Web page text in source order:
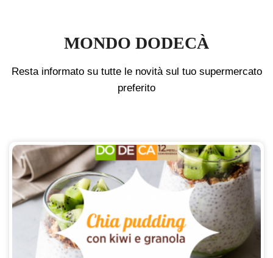
MONDO DODECÀ
Resta informato su tutte le novità sul tuo supermercato
preferito